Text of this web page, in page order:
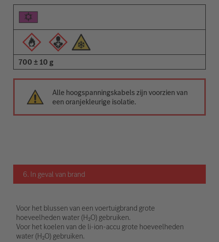
700 ± 10 g
Alle hoogspanningskabels zijn voorzien van
een oranjekleurige isolatie.
6. In geval van brand
Voor het blussen van een voertuigbrand grote
hoeveelheden water (H₂O) gebruiken.
Voor het koelen van de li-ion-accu grote hoeveelheden
water (H₂O) gebruiken.